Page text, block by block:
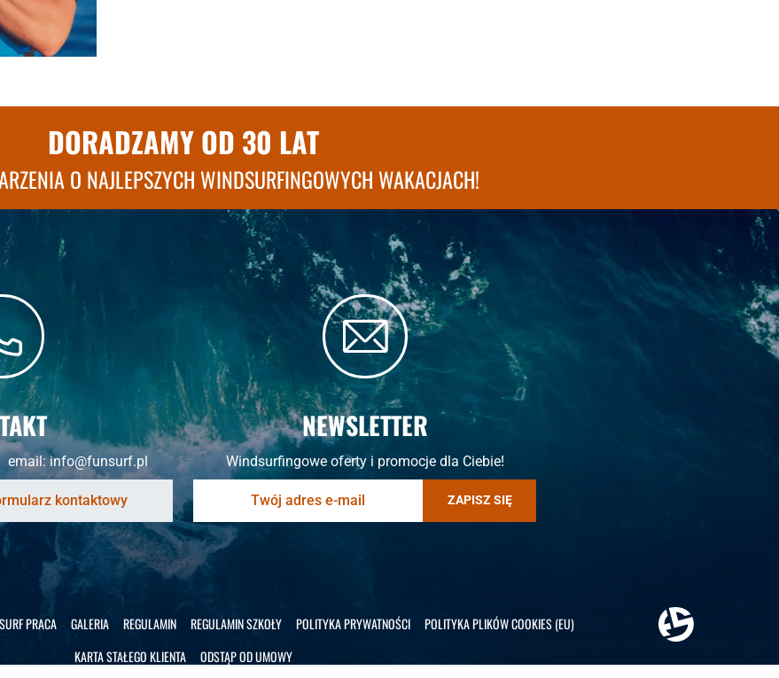
DORADZAMY OD 30 LAT
O NAJLEPSZYCH WINDSURFINGOWYCH WAKACJACH!
email:info@funsurf.pl
NEWSLETTER
Windsurfingowe oferty i promocje dla Ciebie!
ZAPISZ SIĘ
SURF PRACA GALERIA REGULAMIN REGULAMIN SZKOŁY POLITYKA PRYWATNOŚCI
POLITYKA PLIKÓW COOKIES (EU)
KARTA STAŁEGO KLIENTA
ODSTĄP OD UMOWY